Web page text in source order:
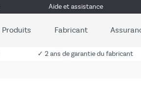
Aide et assistance
Produits Fabricant
✓ 2 ans de garantie du fabricant